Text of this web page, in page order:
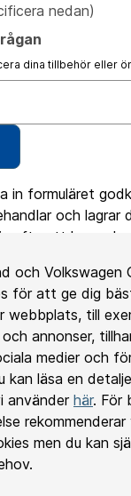
och Volkswagen
för att ge dig
webbplats, till
annonser,
medier och
kan läsa en
använderhär. För
men du kan
nedan)
dina tillbehör eller
in formuläret
och lagrar
syfte att kunna